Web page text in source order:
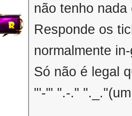
não tenho nada
Responde os
normalmente
Só não é legal
"'-'" ".-."